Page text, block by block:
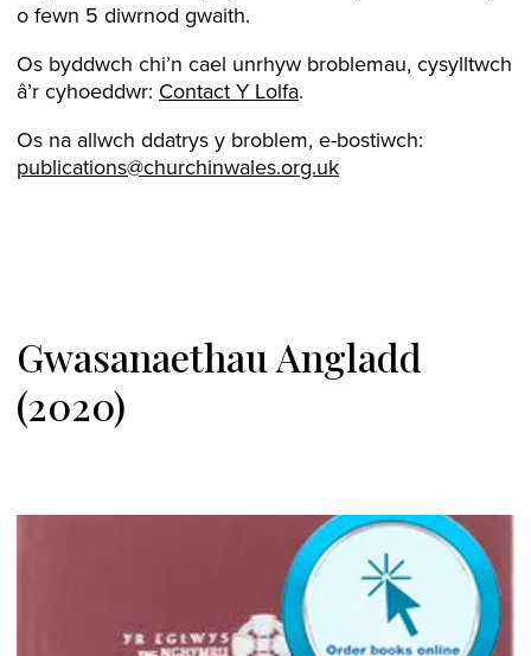
o fewn 5 diwrnod gwaith.
Os byddwch chi’n cael unrhyw broblemau, cysylltwch
â’r cyhoeddwr: Contact Y Lolfa.
Os na allwch ddatrys y broblem, e-bostiwch:
publications@churchinwales.org.uk
Gwasanaethau Angladd
(2020)